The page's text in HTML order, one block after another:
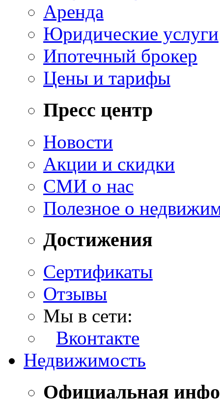
Аренда
Юридические услуги
Ипотечный брокер
Цены и тарифы
Пресс центр
Новости
Акции и скидки
СМИ о нас
Полезное о
Достижения
Сертификаты
Отзывы
Мы в сети:
Вконтакте
Недвижимость
Официальная